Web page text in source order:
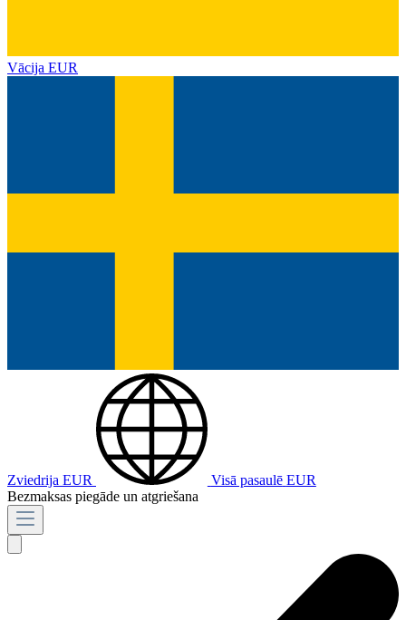
Vācija EUR
Zviedrija EUR Visā pasaulē EUR
Bezmaksas piegāde un atgriešana